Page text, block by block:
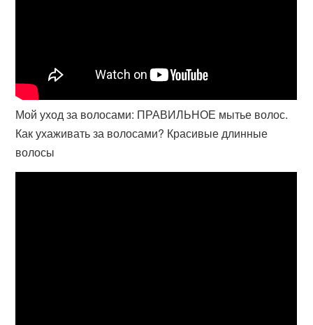
Мой уход за волосами: ПРАВИЛЬНОЕ мытье волос.
Как ухаживать за волосами? Красивые длинные
волосы